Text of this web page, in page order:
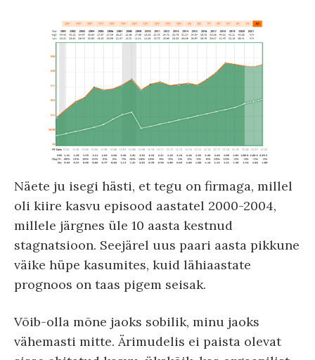
Näete ju isegi hästi, et tegu on firmaga, millel
oli kiire kasvu episood aastatel 2000-2004,
millele järgnes üle 10 aasta kestnud
stagnatsioon. Seejärel uus paari aasta pikkune
väike hüpe kasumites, kuid lähiaastate
prognoos on taas pigem seisak.
Võib-olla mõne jaoks sobilik, minu jaoks
vähemasti mitte. Ärimudelis ei paista olevat